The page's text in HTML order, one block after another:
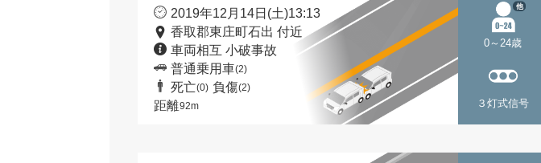
2019年12月14日(土)13:13
香取郡東庄町石出 付近
車両相互 小破事故
普通乗用車(2)
死亡(0) 負傷(2)
距離92m
0～24歳
他
３灯式信号